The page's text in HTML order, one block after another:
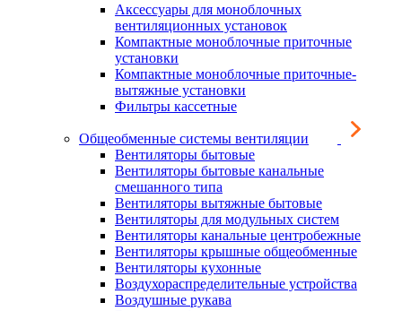
Аксессуары для моноблочных
вентиляционных установок
Компактные моноблочные приточные
установки
Компактные моноблочные приточные-
вытяжные установки
Фильтры кассетные
Общеобменные системы вентиляции
Вентиляторы бытовые
Вентиляторы бытовые канальные
смешанного типа
Вентиляторы вытяжные бытовые
Вентиляторы для модульных систем
Вентиляторы канальные центробежные
Вентиляторы крышные общеобменные
Вентиляторы кухонные
Воздухораспределительные устройства
Воздушные рукава